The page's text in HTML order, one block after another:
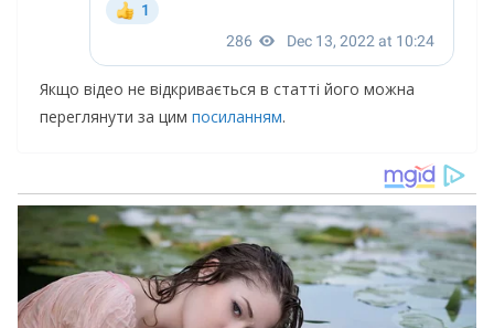
Якщо відео не відкривається в статті його можна
переглянути за цим посиланням.